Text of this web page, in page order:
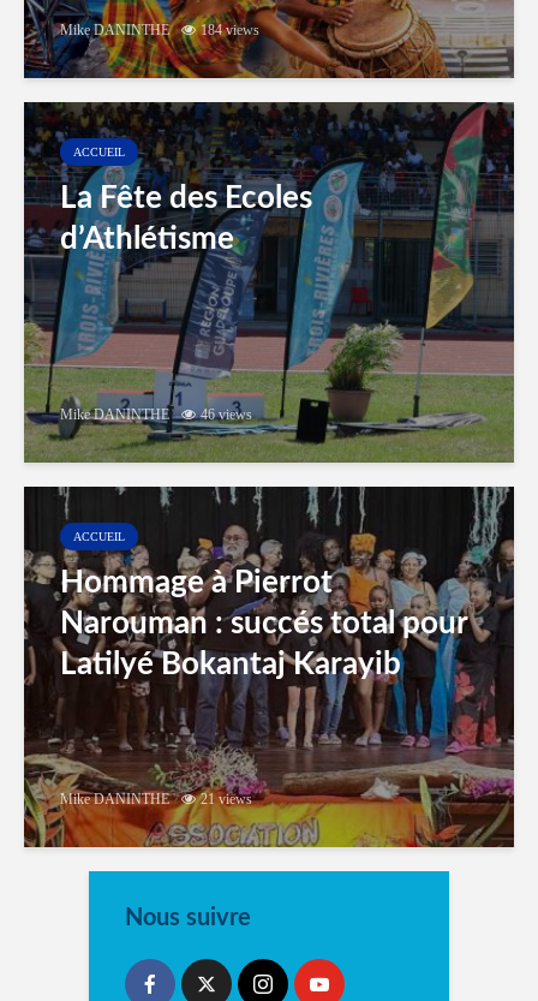
Mike DANINTHE 184 views
ACCUEIL
La Fête des Ecoles
d’Athlétisme
Mike DANINTHE 46 views
ACCUEIL
Hommage à Pierrot
Narouman : succés total pour
Latilyé Bokantaj Karayib
Mike DANINTHE 21 views
Nous suivre